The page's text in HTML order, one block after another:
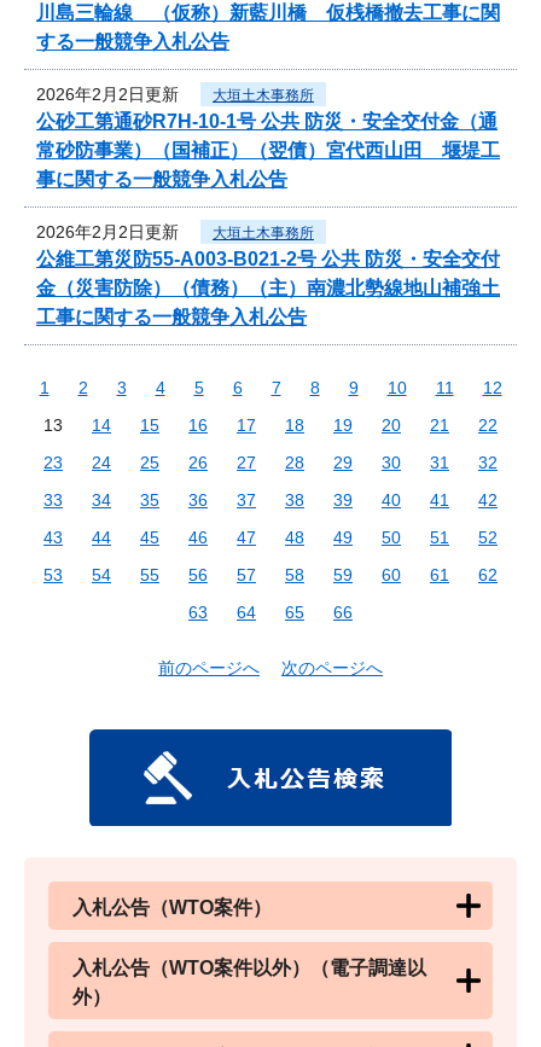
川島三輪線 （仮称）新藍川橋 仮桟橋撤去工事に関
する一般競争入札公告
2026年2月2日更新 大垣土木事務所
公砂工第通砂R7H-10-1号 公共 防災・安全交付金（通
常砂防事業）（国補正）（翌債）宮代西山田 堰堤工
事に関する一般競争入札公告
2026年2月2日更新 大垣土木事務所
公維工第災防55-A003-B021-2号 公共 防災・安全交付
金（災害防除）（債務）（主）南濃北勢線地山補強土
工事に関する一般競争入札公告
1 2 3 4 5 6 7 8 9 10 11
12
13
14 15 16 17 18 19 20 21
22
23
24 25 26 27 28 29 30 31
32
33
34 35 36 37 38 39 40 41
42
43
44 45 46 47 48 49 50 51
52
53
54 55 56 57 58 59 60 61
62
63
64 65 66
前のページへ 次のページへ
入札公告（WTO案件）
入札公告（WTO案件以外）（電子調達以
外）